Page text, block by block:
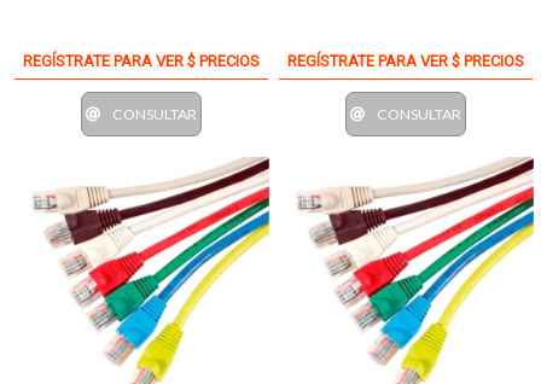
REGÍSTRATE PARA VER $ PRECIOS
CONSULTAR
REGÍSTRATE PARA VER $ PRECIOS
CONSULTAR